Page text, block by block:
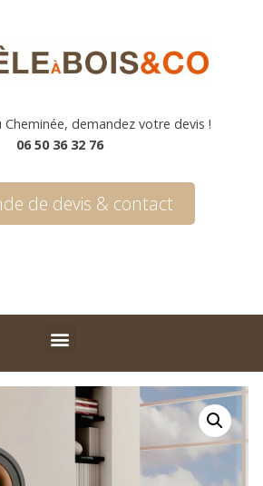
Cheminée, demandez votre devis !
06 50 36 32 76
de devis & contact